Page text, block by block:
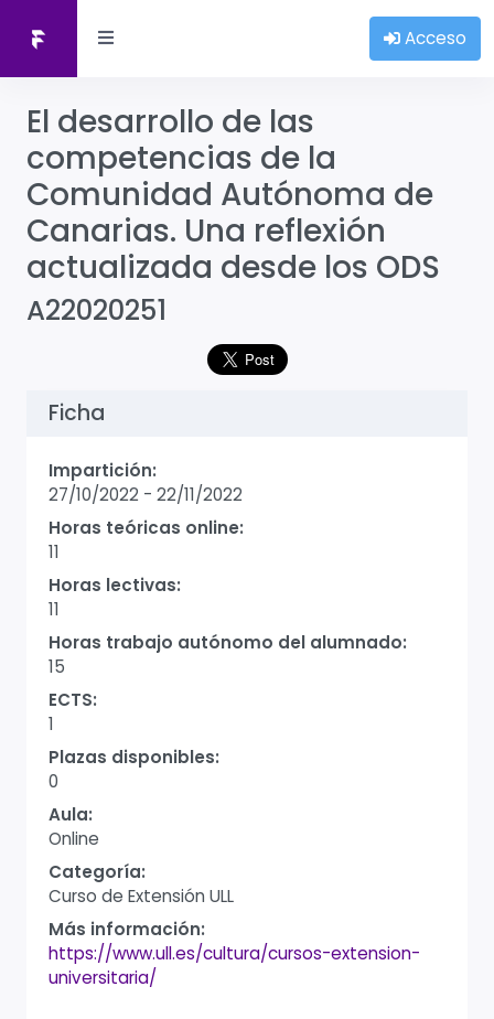
Acceso
El desarrollo de las
competencias de la
Comunidad Autónoma de
Canarias. Una reflexión
actualizada desde los ODS
A22020251
Ficha
Impartición:
27/10/2022 - 22/11/2022
Horas teóricas online:
11
Horas lectivas:
11
Horas trabajo autónomo del alumnado:
15
ECTS:
1
Plazas disponibles:
0
Aula:
Online
Categoría:
Curso de Extensión ULL
Más información:
https://www.ull.es/cultura/cursos-extension-
universitaria/